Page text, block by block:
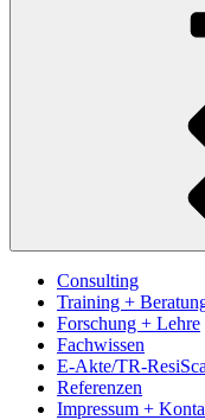
Consulting
Training +
Forschung + Lehre
Fachwissen
E-Akte/TR-
Referenzen
Impressum +